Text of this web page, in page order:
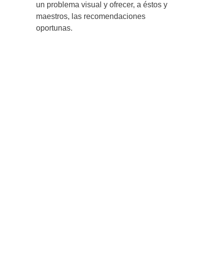
un problema visual y ofrecer, a éstos y
maestros, las recomendaciones
oportunas.